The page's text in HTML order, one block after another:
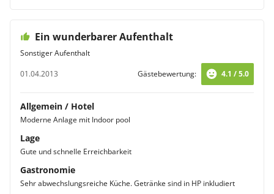
Ein wunderbarer Aufenthalt
Sonstiger Aufenthalt
01.04.2013
Gästebewertung: 4.1 / 5.0
Allgemein / Hotel
Moderne Anlage mit Indoor pool
Lage
Gute und schnelle Erreichbarkeit
Gastronomie
Sehr abwechslungsreiche Küche. Getränke sind in HP inkludiert